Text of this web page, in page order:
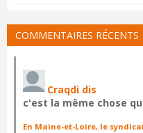
COMMENTAIRES RÉCENTS
Craqdi dis
c'est la même chose
En Maine-et-Loire, le